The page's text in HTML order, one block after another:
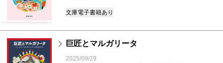
文庫電子書籍あり
巨匠とマルガリータ
2025/09/29